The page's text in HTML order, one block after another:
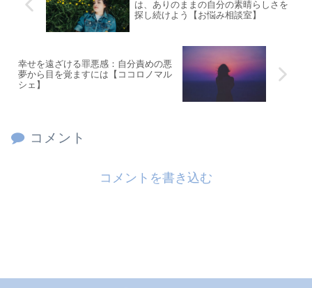
は、ありのままの自分の素晴らしさを
探し続けよう【お悩み相談室】
幸せを遠ざける罪悪感：自分責めの悪
夢から目を覚ますには【ココロノマル
シェ】
コメント
コメントを書き込む